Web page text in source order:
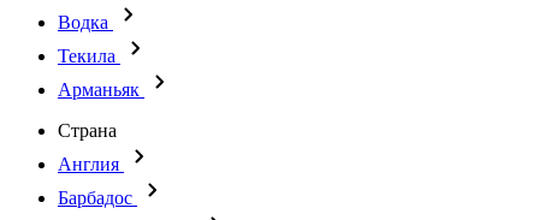
Водка
Текила
Арманьяк
Страна
Англия
Барбадос